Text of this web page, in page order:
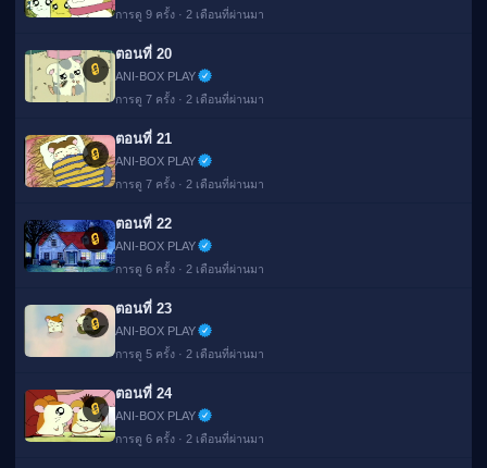
การดู 9 ครั้ง · 2 เดือนที่ผ่านมา
🔒
ตอนที่ 20
ANI-BOX PLAY
การดู 7 ครั้ง · 2 เดือนที่ผ่านมา
🔒
ตอนที่ 21
ANI-BOX PLAY
การดู 7 ครั้ง · 2 เดือนที่ผ่านมา
🔒
ตอนที่ 22
ANI-BOX PLAY
การดู 6 ครั้ง · 2 เดือนที่ผ่านมา
🔒
ตอนที่ 23
ANI-BOX PLAY
การดู 5 ครั้ง · 2 เดือนที่ผ่านมา
🔒
ตอนที่ 24
ANI-BOX PLAY
การดู 6 ครั้ง · 2 เดือนที่ผ่านมา